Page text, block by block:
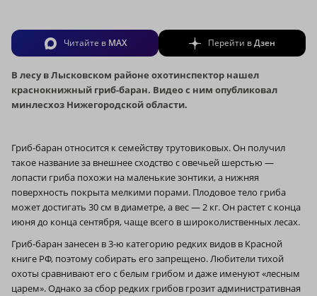
Читайте в MAX Перейти вДзен
В лесу в Лысковском районе охотинспектор нашел
краснокнижный гриб-баран. Видео с ним опубликовал
минлесхоз Нижегородской области.
Гриб-баран относится к семейству трутовиковых. Он получил
такое название за внешнее сходство с овечьей шерстью —
лопасти гриба похожи на маленькие зонтики, а нижняя
поверхность покрыта мелкими порами. Плодовое тело гриба
может достигать 30 см в диаметре, а вес — 2 кг. Он растет с конца
июня до конца сентября, чаще всего в широколиственных лесах.
Гриб-баран занесен в 3‑ю категорию редких видов в Красной
книге РФ, поэтому собирать его запрещено. Любители тихой
охоты сравнивают его с белым грибом и даже именуют «лесным
царем». Однако за сбор редких грибов грозит административная